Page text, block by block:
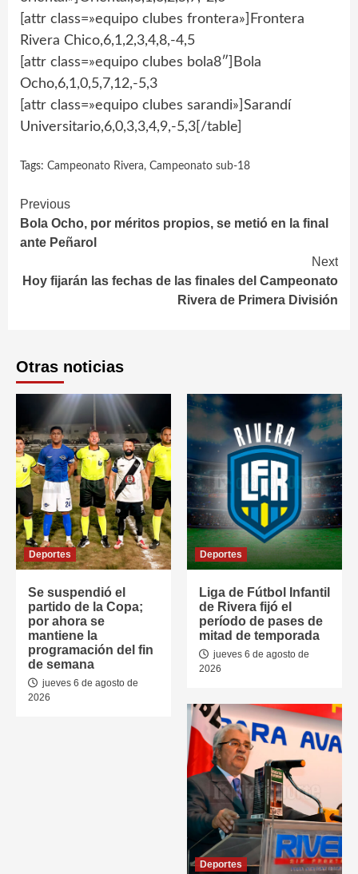
[attr class=»equipo clubes frontera»]Frontera
Rivera Chico,6,1,2,3,4,8,-4,5
[attr class=»equipo clubes bola8″]Bola
Ocho,6,1,0,5,7,12,-5,3
[attr class=»equipo clubes sarandi»]Sarandí
Universitario,6,0,3,3,4,9,-5,3[/table]
Tags: Campeonato Rivera, Campeonato sub-18
Continue
Reading
Previous
Bola Ocho, por méritos propios, se metió en la final
ante Peñarol
Next
Hoy fijarán las fechas de las finales del Campeonato
Rivera de Primera División
Otras noticias
Deportes
Se suspendió el
partido de la Copa;
por ahora se
mantiene la
programación del fin
de semana
jueves 6 de agosto de
2026
Deportes
Liga de Fútbol Infantil
de Rivera fijó el
período de pases de
mitad de temporada
jueves 6 de agosto de
2026
Deportes